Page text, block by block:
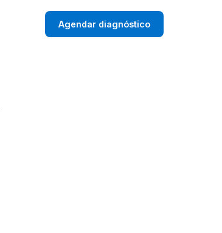
Agendar diagnóstico